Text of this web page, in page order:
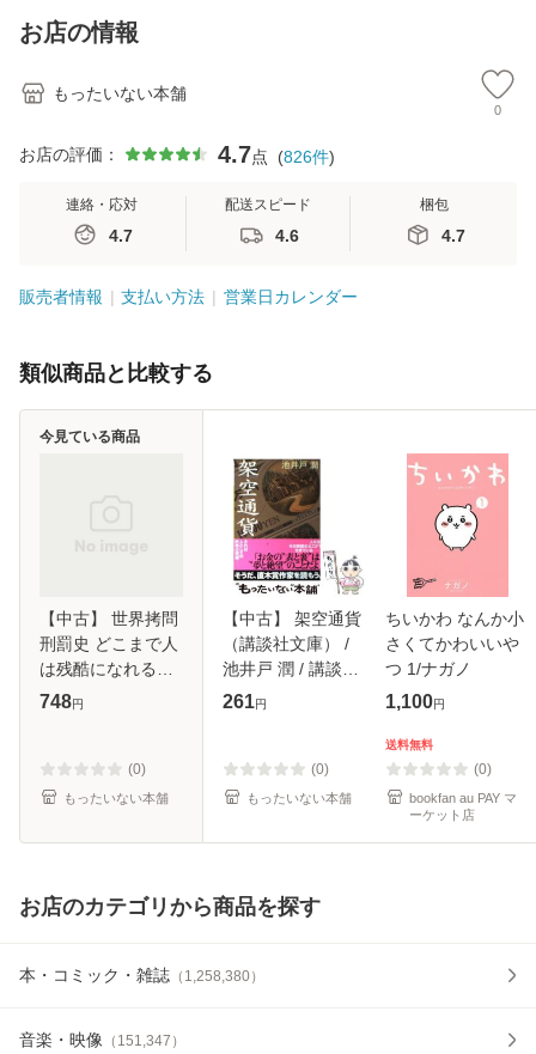
恵 藤本幸三 / 南江
堂 [単行
お店の情報
もったいない本舗
0
お店の評価： 4.7点 (826件)
連絡・応対
4.7
配送スピード
4.6
梱包
4.7
販売者情報 支払い方法 営業日カレンダー
類似商品と比較する
【中古】 世界拷問
刑罰史 どこまで人
は残酷になれるの
か！？ / 晨永 光彦
無料】
748円
(0)
もったいない本舗
今見ている商品
【中古】 架空通貨
（講談社文庫） /
池井戸 潤 / 講談社
[文庫]【メール便送
261円
(0)
もったいない本舗
ちいかわ なんか小
さくてかわいいや
つ 1/ナガノ
1,100円
送料無料
(0)
bookfan au PAY マ
ーケット店
お店のカテゴリから商品を探す
本・コミック・雑誌 （ 1,258,380）
音楽・映像 （ 151,347 ）